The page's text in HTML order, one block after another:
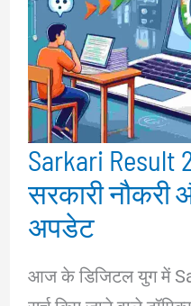
Sarkari Result
सरकारी नौकरी
अपडेट
आज के डिजिटल युग में